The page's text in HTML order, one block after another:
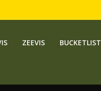
ZEEVIS BUCKETLIST